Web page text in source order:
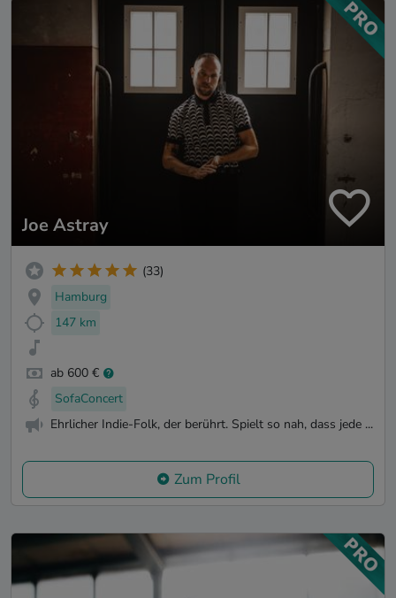
Joe Astray
(33)
Hamburg
147 km
ab 600 €
SofaConcert
Ehrlicher Indie-Folk, der berührt. Spielt so nah, dass jede ...
Zum Profil